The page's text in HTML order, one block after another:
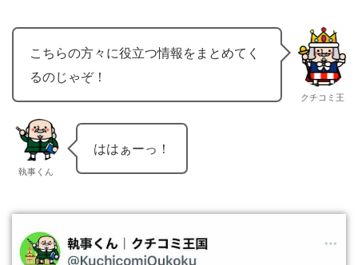
こちらの方々に役立つ情報をまとめてく
るのじゃぞ！
クチコミ王
執事くん
ははぁーっ！